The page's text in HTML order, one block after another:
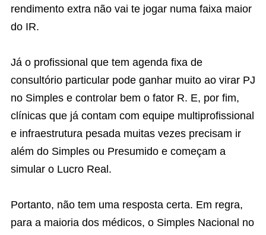
rendimento extra não vai te jogar numa faixa maior
do IR.
Já o profissional que tem agenda fixa de
consultório particular pode ganhar muito ao virar PJ
no Simples e controlar bem o fator R. E, por fim,
clínicas que já contam com equipe multiprofissional
e infraestrutura pesada muitas vezes precisam ir
além do Simples ou Presumido e começam a
simular o Lucro Real.
Portanto, não tem uma resposta certa. Em regra,
para a maioria dos médicos, o Simples Nacional no